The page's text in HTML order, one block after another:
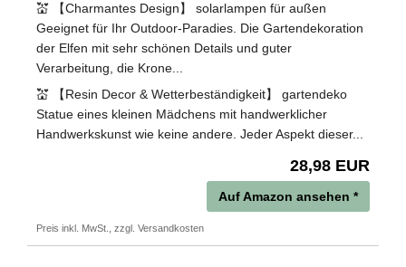
💒 【Charmantes Design】 solarlampen für außen
Geeignet für Ihr Outdoor-Paradies. Die Gartendekoration
der Elfen mit sehr schönen Details und guter
Verarbeitung, die Krone...
💒 【Resin Decor & Wetterbeständigkeit】 gartendeko
Statue eines kleinen Mädchens mit handwerklicher
Handwerkskunst wie keine andere. Jeder Aspekt dieser...
28,98 EUR
Auf Amazon ansehen *
Preis inkl. MwSt., zzgl. Versandkosten